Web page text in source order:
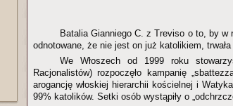
Batalia Gianniego C. z Treviso o to, by w
odnotowane, że nie jest on już katolikiem, trwała
We Włoszech od 1999 roku
Racjonalistów) rozpoczęło kampanię
arogancję włoskiej hierarchii kościelnej i
99% katolików. Setki osób wystąpiły o